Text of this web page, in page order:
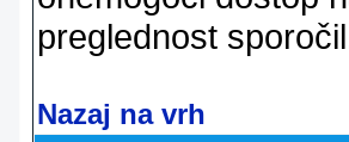
preglednost
Nazaj na vrh